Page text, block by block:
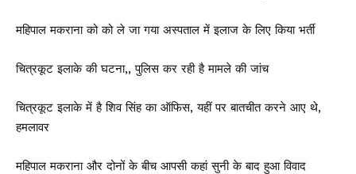
महिपाल मकराना को को ले जा गया अस्पताल में इलाज के लिए किया भर्ती
चित्रकूट इलाके की घटना,, पुलिस कर रही है मामले की जांच
चित्रकूट इलाके में है शिव सिंह का ऑफिस, यहीं पर बातचीत करने आए थे,
हमलावर
महिपाल मकराना और दोनों के बीच आपसी कहां सुनी के बाद हुआ विवाद